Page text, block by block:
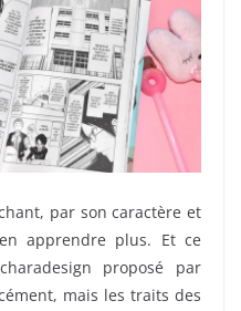
par son caractère et
apprendre plus. Et ce
proposé par
mais les traits des